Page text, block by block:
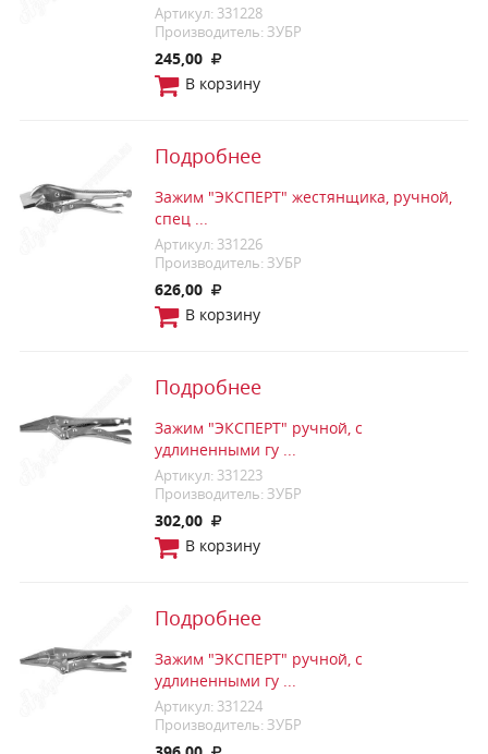
Артикул: 331228
Производитель: ЗУБР
245,00
В корзину
Подробнее
Зажим "ЭКСПЕРТ" жестянщика, ручной,
спец ...
Артикул: 331226
Производитель: ЗУБР
626,00
В корзину
Подробнее
Зажим "ЭКСПЕРТ" ручной, с
удлиненными гу ...
Артикул: 331223
Производитель: ЗУБР
302,00
В корзину
Подробнее
Зажим "ЭКСПЕРТ" ручной, с
удлиненными гу ...
Артикул: 331224
Производитель: ЗУБР